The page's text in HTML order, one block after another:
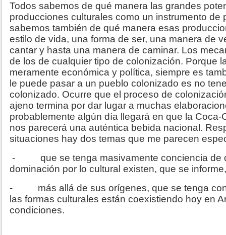
Todos sabemos de qué manera las grandes
producciones culturales como un instrumento de
sabemos también de qué manera esas
estilo de vida, una forma de ser, una manera de
cantar y hasta una manera de caminar. Los
de los de cualquier tipo de colonización. Porque
meramente económica y política, siempre es
le puede pasar a un pueblo colonizado es no
colonizado. Ocurre que el proceso de
ajeno termina por dar lugar a muchas
probablemente algún día llegará en que la Coca-
nos parecerá una auténtica bebida nacional.
situaciones hay dos temas que me parecen
- que se tenga masivamente conciencia de
dominación por lo cultural existen, que se
- más allá de sus orígenes, que se tenga
las formas culturales están coexistiendo hoy en
condiciones.